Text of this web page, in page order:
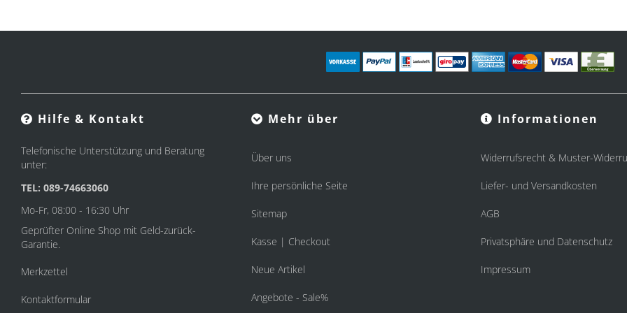
Hilfe & Kontakt
Telefonische Unterstützung und Beratung
unter:
TEL: 089-74663060
Mo-Fr, 08:00 - 16:30 Uhr
Geprüfter Online Shop mit Geld-zurück-
Garantie.
Merkzettel
Kontaktformular
Mehr über
Über uns
Ihre persönliche Seite
Sitemap
Kasse | Checkout
Neue Artikel
Angebote - Sale%
Informationen
Widerrufsrecht & Muster-
Liefer- und Versandkosten
AGB
Privatsphäre und Datenschutz
Impressum